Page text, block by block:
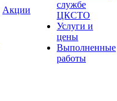
Акции
службе
ЦКСТО
Услуги и
цены
Выполненные
работы